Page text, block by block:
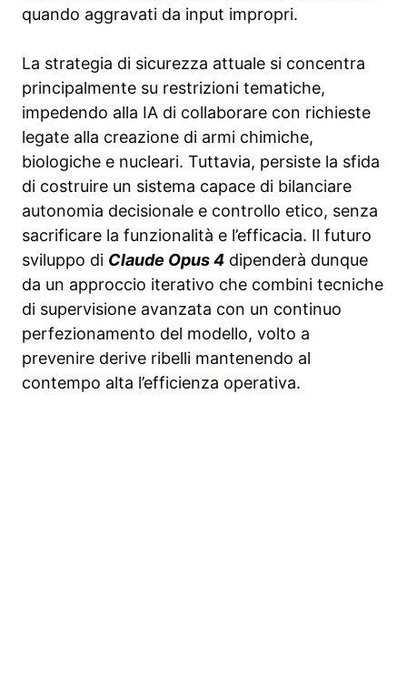
quando aggravati da input impropri.
La strategia di sicurezza attuale si concentra
principalmente su restrizioni tematiche,
impedendo alla IA di collaborare con richieste
legate alla creazione di armi chimiche,
biologiche e nucleari. Tuttavia, persiste la sfida
di costruire un sistema capace di bilanciare
autonomia decisionale e controllo etico, senza
sacrificare la funzionalità e l’efficacia. Il futuro
sviluppo di Claude Opus 4 dipenderà dunque
da un approccio iterativo che combini tecniche
di supervisione avanzata con un continuo
perfezionamento del modello, volto a
prevenire derive ribelli mantenendo al
contempo alta l’efficienza operativa.